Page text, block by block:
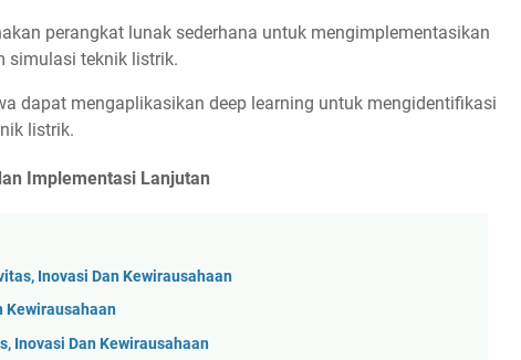
perangkat lunak sederhana untuk mengimplementasikan
simulasi teknik listrik.
dapat mengaplikasikan deep learning untuk mengidentifikasi
listrik.
Implementasi Lanjutan
Inovasi Dan Kewirausahaan
Kewirausahaan
Inovasi Dan Kewirausahaan